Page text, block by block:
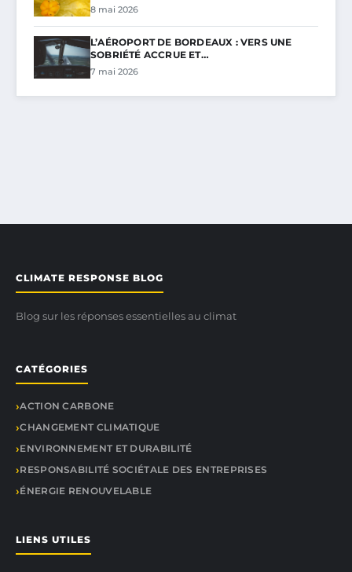
8 mai 2026
L’AÉROPORT DE BORDEAUX : VERS UNE
SOBRIÉTÉ ACCRUE ET…
7 mai 2026
CLIMATE RESPONSE BLOG
Blog sur les réponses essentielles au climat
CATÉGORIES
ACTION CARBONE
CHANGEMENT CLIMATIQUE
ENVIRONNEMENT ET DURABILITÉ
RESPONSABILITÉ SOCIÉTALE DES ENTREPRISES
ÉNERGIE RENOUVELABLE
LIENS UTILES